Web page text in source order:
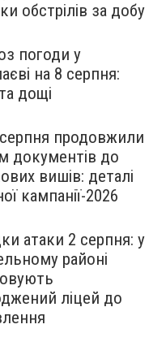
обстрілів за добу
погоди у
на 8 серпня:
дощі
продовжили
документів до
вишів: деталі
кампанії-2026
атаки 2 серпня: у
районі
ліцей до